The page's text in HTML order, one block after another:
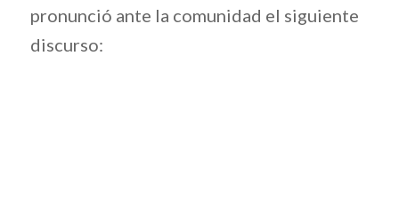
pronunció ante la comunidad el siguiente
discurso: